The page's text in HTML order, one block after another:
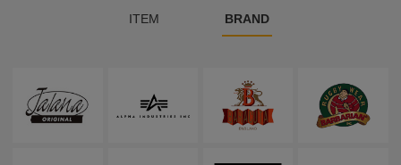
ITEM BRAND